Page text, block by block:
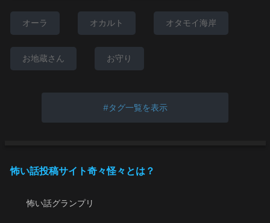
オーラ オカルト オタモイ海岸
お地蔵さん お守り
タグ一覧を表示
怖い話投稿サイト奇々怪々とは？
怖い話グランプリ